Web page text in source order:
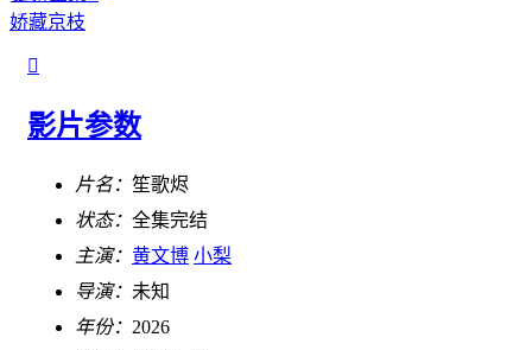
娇藏京枝

影片参数
片名： 笙歌烬
状态： 全集完结
主演： 黄文博 小梨
导演： 未知
年份： 2026